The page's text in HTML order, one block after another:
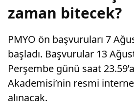
zaman bitecek?
PMYO ön başvuruları 7
başladı. Başvurular 13
Perşembe günü saat
Akademisi’nin resmi
alınacak.